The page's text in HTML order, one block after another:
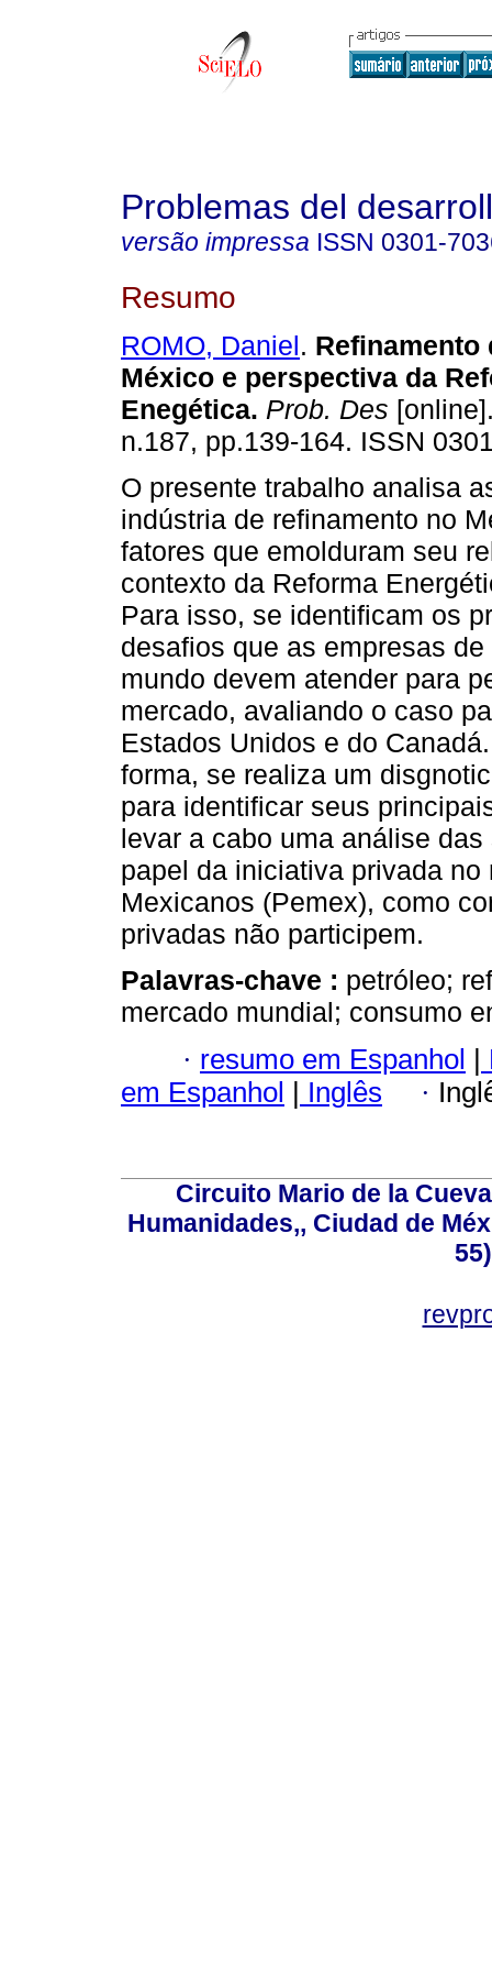
Problemas del
versão impressa ISSN 0301-
Resumo
ROMO, Daniel. Refinamento
México e perspectiva da
Enegética. Prob. Des
n.187, pp.139-164. ISSN
O presente trabalho analisa
indústria de refinamento no
fatores que emolduram seu
contexto da Reforma
Para isso, se identificam os
desafios que as empresas
mundo devem atender para
mercado, avaliando o caso
Estados Unidos e do
forma, se realiza um
para identificar seus
levar a cabo uma análise
papel da iniciativa privada
Mexicanos (Pemex), como
privadas não participem.
Palavras-chave : petróleo;
mercado mundial; consumo
· resumo em Espanhol |
em Espanhol | Inglês ·
Circuito Mario de la
Humanidades,, Ciudad de